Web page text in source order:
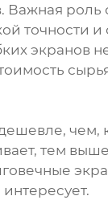
Важная роль
точности
экранов
чем,
тем выше